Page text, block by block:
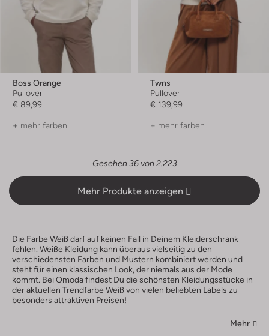
Boss Orange
Pullover
€ 89,99
+ mehr farben
Twns
Pullover
€ 139,99
+ mehr farben
Gesehen 36 von 2.223
Mehr Produkte anzeigen
Die Farbe Weiß darf auf keinen Fall in Deinem Kleiderschrank
fehlen. Weiße Kleidung kann überaus vielseitig zu den
verschiedensten Farben und Mustern kombiniert werden und
steht für einen klassischen Look, der niemals aus der Mode
kommt. Bei Omoda findest Du die schönsten Kleidungsstücke in
der aktuellen Trendfarbe Weiß von vielen beliebten Labels zu
besonders attraktiven Preisen!
Mehr